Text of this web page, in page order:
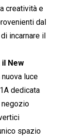
creatività e
dal
incarnare il
il New
luce
dedicata
negozio
spazio